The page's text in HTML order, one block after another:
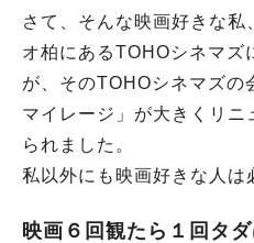
さて、そんな映画好きな私
オ柏にあるTOHOシネマズ
が、そのTOHOシネマズの
マイレージ」が大きくリニ
られました。
私以外にも映画好きな人は
映画６回観たら１回タ